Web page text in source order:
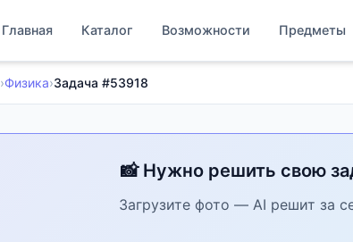
Главная Каталог Возможности Предметы
›Физика›Задача #53918
📸 Нужно решить свою
Загрузите фото — AI решит за